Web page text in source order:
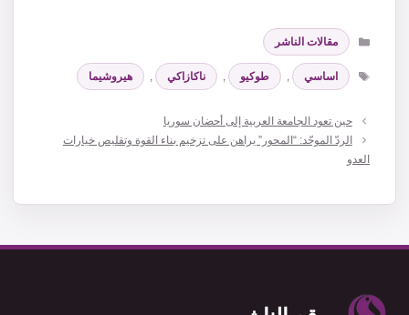
التصنيفات
مقالات الناشر
الوسوم
اساسي , طوكيو , ناكازاكي , هيروشيما
حين تعود الجامعة العربية إلى أحضان سوريا
الردّ الموحّد: “المحور” يراهن على تزخيم بناء القوة وتقليص خيارات
العدو